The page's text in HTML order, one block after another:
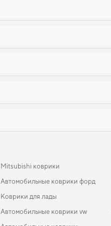
Mitsubishi коврики
Автомобильные коврики форд
Коврики для лады
Автомобильные коврики vw